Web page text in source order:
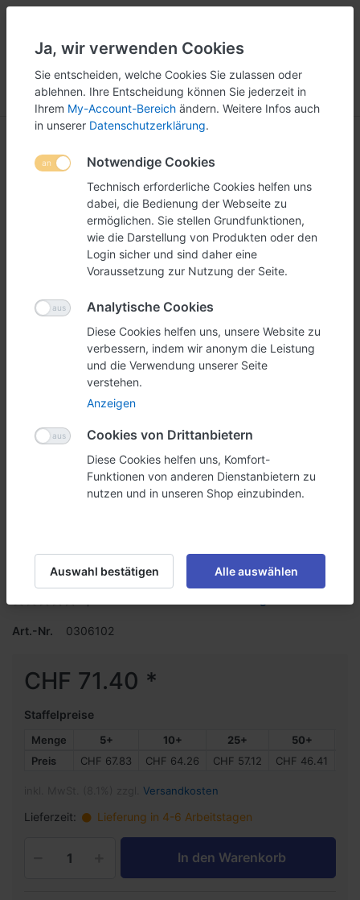
Menü Anmelden Vergleichen Wunschliste Warenkorb
Präsentieren Sie Ihre Infos oder Preise mit diesem Preisschild,
exklusiv und stilvoll.
Art.-Nr. 0306102
CHF 71.40 *
Staffelpreise
Menge 5+ 10+ 25+ 50+
Preis
CHF 67.83 CHF 64.26 CHF 57.12 CHF 46.41
Versandkosten
Lieferzeit: Lieferung in 4-6 Arbeitstagen
In den Warenkorb
Ja, wir verwenden Cookies
Sie entscheiden, welche Cookies Sie zulassen oder
ablehnen. Ihre Entscheidung können Sie jederzeit in
Ihrem My-Account-Bereich ändern. Weitere Infos auch
in unserer Datenschutzerklärung.
Notwendige Cookies
Technisch erforderliche Cookies helfen uns
dabei, die Bedienung der Webseite zu
ermöglichen. Sie stellen Grundfunktionen,
wie die Darstellung von Produkten oder den
Login sicher und sind daher eine
Voraussetzung zur Nutzung der Seite.
Analytische Cookies
Diese Cookies helfen uns, unsere Website zu
verbessern, indem wir anonym die Leistung
und die Verwendung unserer Seite
verstehen.
Anzeigen
Cookies von Drittanbietern
Diese Cookies helfen uns, Komfort-
Funktionen von anderen Dienstanbietern zu
nutzen und in unseren Shop einzubinden.
Auswahl bestätigen Alle auswählen